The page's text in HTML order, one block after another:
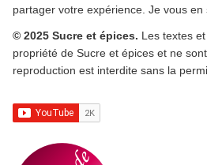
partager votre expérience. Je vous en
© 2025 Sucre et épices. Les textes
propriété de Sucre et épices et ne
reproduction est interdite sans la